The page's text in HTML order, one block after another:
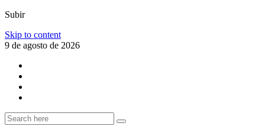
Subir
Skip to content
9 de agosto de 2026